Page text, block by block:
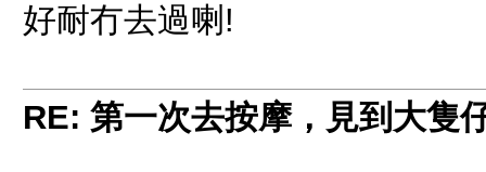
好耐冇去過喇!
RE: 第一次去按摩，見到大隻